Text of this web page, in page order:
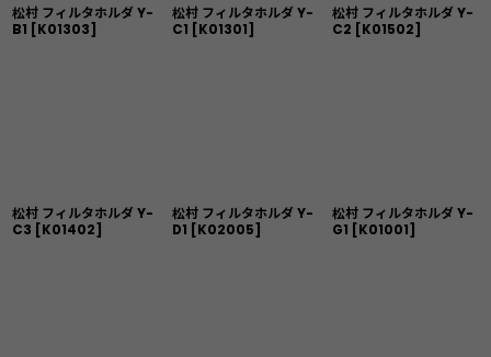
松村 フィルタホルダ Y-
B1 [K01303]
松村 フィルタホルダ Y-
C1 [K01301]
松村 フィルタホルダ Y-
C2 [K01502]
松村 フィルタホルダ Y-
C3 [K01402]
松村 フィルタホルダ Y-
D1 [K02005]
松村 フィルタホルダ Y-
G1 [K01001]